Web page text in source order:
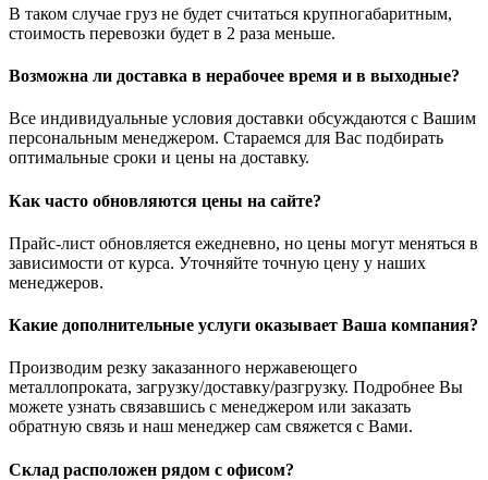
В таком случае груз не будет считаться крупногабаритным,
стоимость перевозки будет в 2 раза меньше.
Возможна ли доставка в нерабочее время и в выходные?
Все индивидуальные условия доставки обсуждаются с Вашим
персональным менеджером. Стараемся для Вас подбирать
оптимальные сроки и цены на доставку.
Как часто обновляются цены на сайте?
Прайс-лист обновляется ежедневно, но цены могут меняться в
зависимости от курса. Уточняйте точную цену у наших
менеджеров.
Какие дополнительные услуги оказывает Ваша компания?
Производим резку заказанного нержавеющего
металлопроката, загрузку/доставку/разгрузку. Подробнее Вы
можете узнать связавшись с менеджером или заказать
обратную связь и наш менеджер сам свяжется с Вами.
Склад расположен рядом с офисом?